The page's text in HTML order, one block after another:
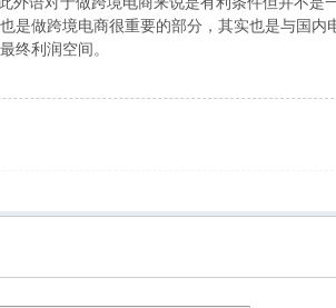
是做跨境电商很重要的部分，其实也是与国内
终利润空间。